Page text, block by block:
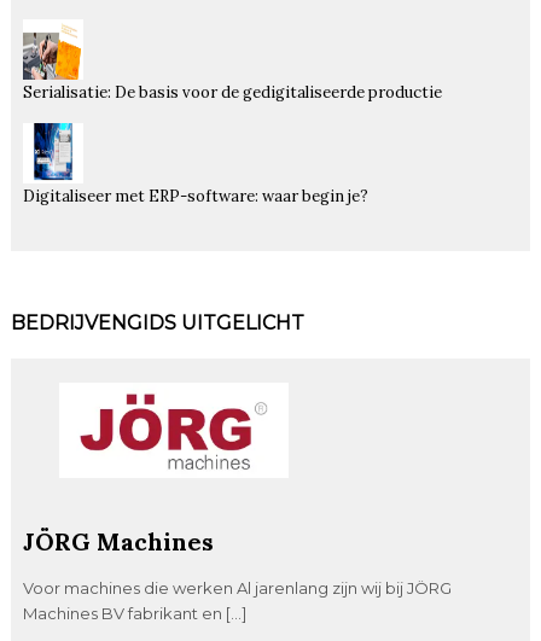
Serialisatie: De basis voor de gedigitaliseerde productie
Digitaliseer met ERP-software: waar begin je?
BEDRIJVENGIDS UITGELICHT
JÖRG Machines
Voor machines die werken Al jarenlang zijn wij bij JÖRG
Machines BV fabrikant en […]